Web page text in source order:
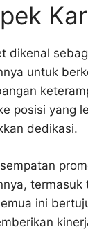
dikenal
untuk
posisi yang
dedikasi.
ini